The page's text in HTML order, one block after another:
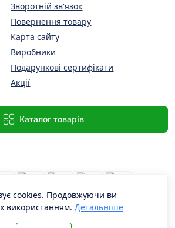
Зворотній зв'язок
Повернення товару
Карта сайту
Виробники
Подарункові сертифікати
Акції
Каталог товарів
© 2026
cookies. Продовжуючи ви
використанням. Детальніше